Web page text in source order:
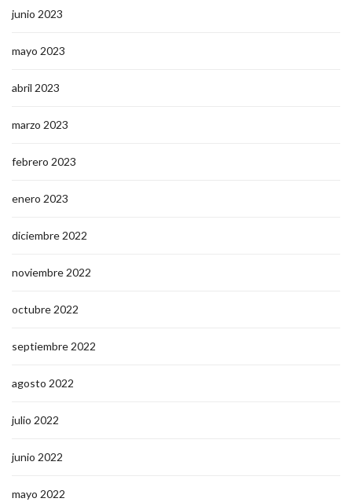
junio 2023
mayo 2023
abril 2023
marzo 2023
febrero 2023
enero 2023
diciembre 2022
noviembre 2022
octubre 2022
septiembre 2022
agosto 2022
julio 2022
junio 2022
mayo 2022